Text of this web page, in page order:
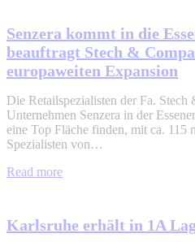
Senzera kommt in die
beauftragt Stech &
europaweiten Expansion
Die Retailspezialisten der Fa.
Unternehmen Senzera in der
eine Top Fläche finden, mit ca. 115
Spezialisten von…
Read more
Karlsruhe erhält in 1A